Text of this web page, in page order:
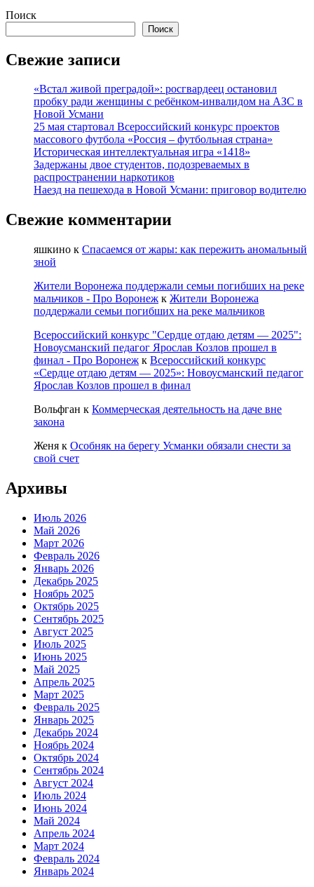
Поиск
Поиск
Свежие записи
«Встал живой преградой»: росгвардеец остановил
пробку ради женщины с ребёнком-инвалидом на АЗС в
Новой Усмани
25 мая стартовал Всероссийский конкурс проектов
массового футбола «Россия – футбольная страна»
Историческая интеллектуальная игра «1418»
Задержаны двое студентов, подозреваемых в
распространении наркотиков
Наезд на пешехода в Новой Усмани: приговор водителю
Свежие комментарии
яшкино к Спасаемся от жары: как пережить аномальный
зной
Жители Воронежа поддержали семьи погибших на реке
мальчиков - Про Воронеж к Жители Воронежа
поддержали семьи погибших на реке мальчиков
Всероссийский конкурс "Сердце отдаю детям — 2025":
Новоусманский педагог Ярослав Козлов прошел в
финал - Про Воронеж к Всероссийский конкурс
«Сердце отдаю детям — 2025»: Новоусманский педагог
Ярослав Козлов прошел в финал
Вольфган к Коммерческая деятельность на даче вне
закона
Женя к Особняк на берегу Усманки обязали снести за
свой счет
Архивы
Июль 2026
Май 2026
Март 2026
Февраль 2026
Январь 2026
Декабрь 2025
Ноябрь 2025
Октябрь 2025
Сентябрь 2025
Август 2025
Июль 2025
Июнь 2025
Май 2025
Апрель 2025
Март 2025
Февраль 2025
Январь 2025
Декабрь 2024
Ноябрь 2024
Октябрь 2024
Сентябрь 2024
Август 2024
Июль 2024
Июнь 2024
Май 2024
Апрель 2024
Март 2024
Февраль 2024
Январь 2024